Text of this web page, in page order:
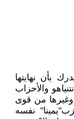
بأن نهايتها
والأحزاب
وغيرها من قوى
نفسه